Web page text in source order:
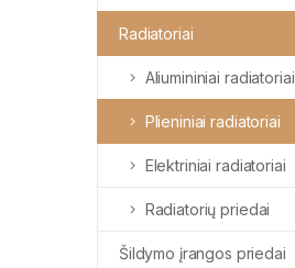
Radiatoriai
Aliumininiai radiatoriai
Plieniniai radiatoriai
Elektriniai radiatoriai
Radiatorių priedai
Šildymo įrangos priedai